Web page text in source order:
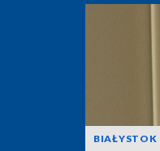
BIAŁYSTOK